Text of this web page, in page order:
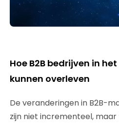
Hoe B2B bedrijven in
kunnen overleven
De veranderingen in B2B-
zijn niet incrementeel,